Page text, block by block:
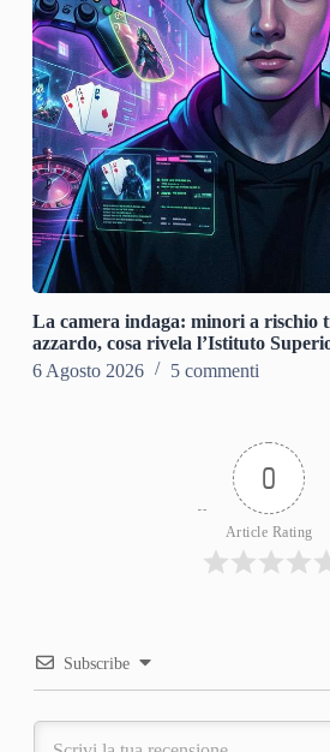
La camera indaga: minori a rischio
azzardo, cosa rivela l’Istituto
6 Agosto 2026
5 commenti
0
Article Rating
Subscribe